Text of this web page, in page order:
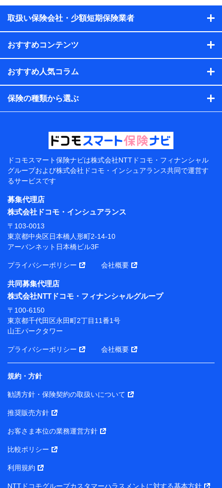
おけるユーザ登録受付および管理のため
当社又は株式会社NTTドコモと取引のあるもしくは委託を受
けている保険会社・提携会社の保険その他に関する情報を提
供するため、また維持管理等の委託業務遂行のため、またそ
れらに付帯、関連する当社、株式会社NTTドコモおよび提携
会社のサービスを案内、提供するため
（各サービスで取得したサービス利用履歴、ウェブサイトの
閲覧履歴、購買履歴、ご契約内容等のパーソナルデータを分
す。）
上記に係る案内・手続き・管理等付帯業務を行うため
【当該個人データの管理について責任を有する者の名
称・住所・代表者名】
当該個人データを取り扱う各共同利用者（詳細は次のと
東京都千代田区永田町2丁目11番1号 山王パークタワー
株式会社NTTドコモ 代表取締役社長 前田 義晃
東京都中央区日本橋人形町2-14-10 アーバンネット日
本橋ビル 3F
長 吉村 忠義
※ 当社および株式会社NTTドコモは、お客さまの情報
を利用させていただくにあたっては、「NTTドコモ パー
ソナルデータ憲章」に定める行動原則を順守します 。
※ パーソナルデータダッシュボードの「第三者提供の
管理」の設定状態にかかわらず、共同利用する場合があ
※ dポイントクラブ会員ではないお客さま（2019年12
月11日以降、一度もdポイントクラブ会員であったこと
がないお客さまに限る）に関する、2019年12月10日以
に限って共同利用します。
との間で、以下のとおり個人データを共同利用しま
【共同して利用される利用データの項目】
プがサービス提供等を通じて取得した、以下の情報など
取扱い保険会社・少額短期保険業者
おすすめコンテンツ
おすすめ人気コラム
保険の種類から選ぶ
ドコモスマート保険ナビは株式会社NTTドコモ・フィナンシャル
グループおよび株式会社ドコモ・インシュアランス共同で運営す
るサービスです
募集代理店
株式会社ドコモ・インシュアランス
〒103-0013
東京都中央区日本橋人形町2-14-10
アーバンネット日本橋ビル3F
プライバシーポリシー 会社概要
共同募集代理店
株式会社NTTドコモ・フィナンシャルグループ
〒100-6150
東京都千代田区永田町2丁目11番1号
山王パークタワー
プライバシーポリシー 会社概要
規約・方針
勧誘方針・保険契約の取扱いについて
推奨販売方針
お客さま本位の業務運営方針
比較ポリシー
利用規約
NTTドコモグループカスタマーハラスメントに対する基本方針